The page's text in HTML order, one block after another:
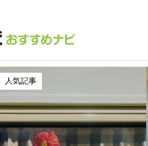
人気記事